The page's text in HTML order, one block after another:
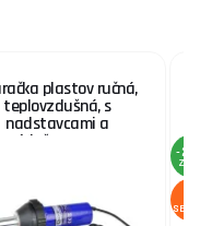
plastov ručná,
teplovzdušná, s
nadstavcami a
príslušenstvom -21